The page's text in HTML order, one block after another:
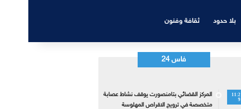
بلا حدود ثقافة وفنون
فاس 24
11:2
9
المركز القضائي بتامنصورت يوقف نشاط عصابة
متخصصة في ترويج الاقراص المهلوسة